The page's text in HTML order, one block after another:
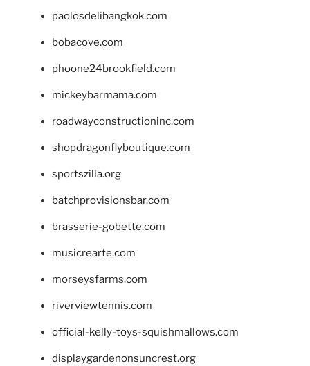
paolosdelibangkok.com
bobacove.com
phoone24brookfield.com
mickeybarmama.com
roadwayconstructioninc.com
shopdragonflyboutique.com
sportszilla.org
batchprovisionsbar.com
brasserie-gobette.com
musicrearte.com
morseysfarms.com
riverviewtennis.com
official-kelly-toys-squishmallows.com
displaygardenonsuncrest.org